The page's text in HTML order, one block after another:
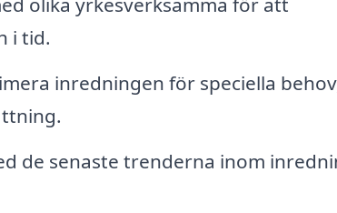
i tid.
inredningen för speciella
de senaste trenderna inom